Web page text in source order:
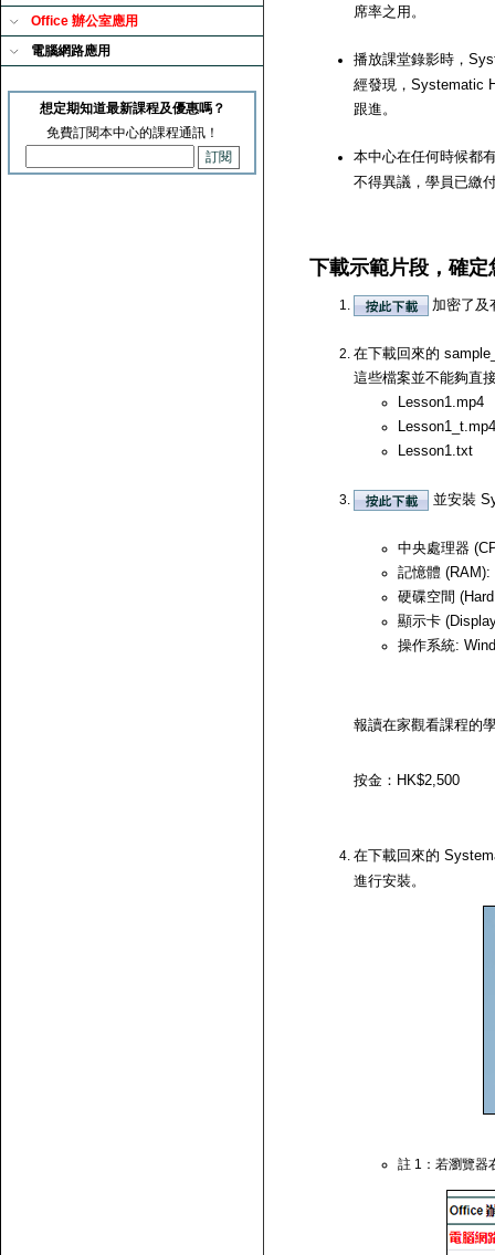
Office 辦公室應用
電腦網路應用
想定期知道最新課程及優惠嗎？
免費訂閱本中心的課程通訊！
席率之用。
播放課堂錄影時，
經發現，Systematic
跟進。
本中心在任何時候都
不得異議，學員已繳
下載示範片段，確
加密了及
在下載回來的
這些檔案並不能夠直
Lesson1.mp4
Lesson1_t.mp4
Lesson1.txt
並安裝
中央處理器
記憶體
硬碟空間
顯示卡
操作系統:
報讀在家觀看課程的
按金：HK$2,500
在下載回來的
進行安裝。
註 1：若瀏覽器